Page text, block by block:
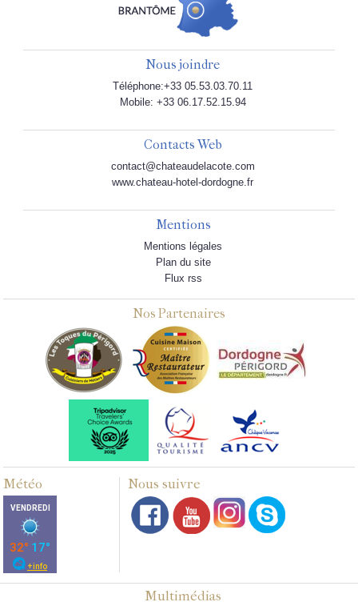
Nous joindre
Téléphone:+33 05.53.03.70.11
Mobile: +33 06.17.52.15.94
Contacts Web
contact@chateaudelacote.com
www.chateau-hotel-dordogne.fr
Mentions
Mentions légales
Plan du site
Flux rss
Nos Partenaires
Météo Nous suivre
Multimédias